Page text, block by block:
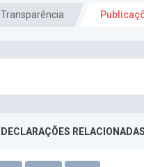
Transparência
DECLARAÇÕES RELACIONADAS